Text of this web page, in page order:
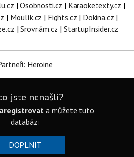
| Osobnosti.cz | Karaoketexty.cz |
| Moulík.cz | Fights.cz | Dokina.cz |
| Srovnám.cz | StartupInsider.cz
Heroine
jste nenašli?
a můžete tuto
databázi
DOPLNIT